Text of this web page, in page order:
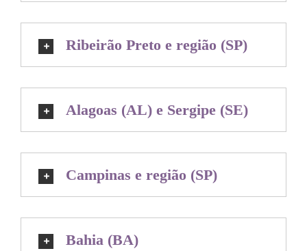
Ribeirão Preto e região (SP)
Alagoas (AL) e Sergipe (SE)
Campinas e região (SP)
Bahia (BA)